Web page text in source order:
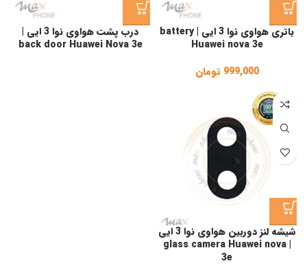
باتری هواوی نوا 3 ایی | battery
Huawei nova 3e
999,000 تومان
درب پشت هواوی نوا 3 ایی |
back door Huawei Nova 3e
شیشه لنز دوربین هواوی نوا 3 ایی
| glass camera Huawei nova
3e